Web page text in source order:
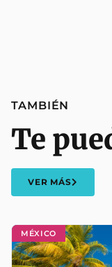
MÉXICO
TAMBIÉN
Te
VER MÁS